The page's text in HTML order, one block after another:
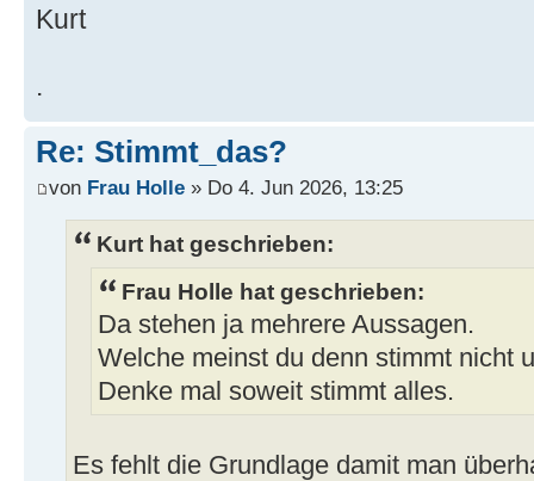
Kurt
.
Re: Stimmt_das?
von Frau Holle » Do 4. Jun 2026, 13:25
Kurt hat geschrieben:
Frau Holle hat geschrieben:
Da stehen ja mehrere Aussagen.
Welche meinst du denn stimmt nicht
Denke mal soweit stimmt alles.
Es fehlt die Grundlage damit man